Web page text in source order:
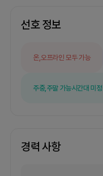
선호 정보
온,오프라인 모두 가능
주중,주말 가능시간대 미정
경력 사항